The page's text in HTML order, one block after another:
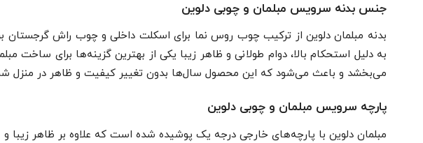
جنس بدنه سرویس مبلمان و چوبی دلوین
بدنه مبلمان دلوین از ترکیب چوب روس نما برای اسکلت داخلی و چوب راش
به دلیل استحکام بالا، دوام طولانی و ظاهر زیبا یکی از بهترین گزینه‌ها برای ساخت
می‌بخشد و باعث می‌شود که این محصول سال‌ها بدون تغییر کیفیت و ظاهر در منزل
پارچه سرویس مبلمان و چوبی دلوین
مبلمان دلوین با پارچه‌های خارجی درجه یک پوشیده شده است که علاوه بر ظاهر زیبا و